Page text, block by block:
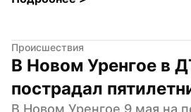
Происшествия
В Новом Уренгое в
пострадал
В Новом Уренгое 9 мая на